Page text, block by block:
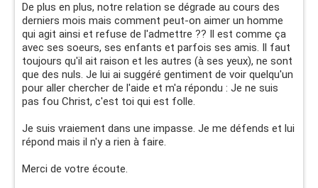
De plus en plus, notre relation se dégrade au cours des
derniers mois mais comment peut-on aimer un homme
qui agit ainsi et refuse de l'admettre ?? Il est comme ça
avec ses soeurs, ses enfants et parfois ses amis. Il faut
toujours qu'il ait raison et les autres (à ses yeux), ne sont
que des nuls. Je lui ai suggéré gentiment de voir quelqu'un
pour aller chercher de l'aide et m'a répondu : Je ne suis
pas fou Christ, c'est toi qui est folle.
Je suis vraiement dans une impasse. Je me défends et lui
répond mais il n'y a rien à faire.
Merci de votre écoute.